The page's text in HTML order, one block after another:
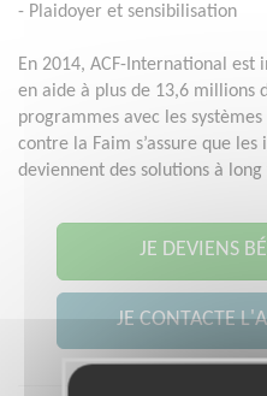
- Plaidoyer et sensibilisation
En 2014, ACF-International est
en aide à plus de 13,6 millions
programmes avec les
contre la Faim s’assure que
deviennent des solutions à
JE DEVIENS
JE CONTACTE